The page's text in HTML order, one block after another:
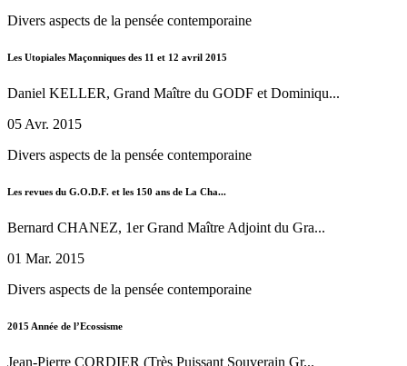
Divers aspects de la pensée contemporaine
Les Utopiales Maçonniques des 11 et 12 avril 2015
Daniel KELLER, Grand Maître du GODF et Dominiqu...
05 Avr. 2015
Divers aspects de la pensée contemporaine
Les revues du G.O.D.F. et les 150 ans de La Cha...
Bernard CHANEZ, 1er Grand Maître Adjoint du Gra...
01 Mar. 2015
Divers aspects de la pensée contemporaine
2015 Année de l’Ecossisme
Jean-Pierre CORDIER (Très Puissant Souverain Gr...